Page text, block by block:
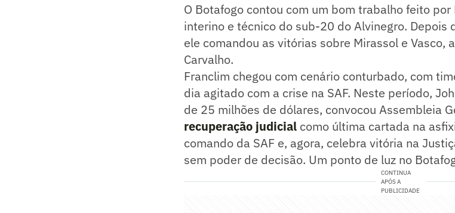
O Botafogo contou com um bom trabalho feito
interino e técnico do sub-20 do Alvinegro. Depois
ele comandou as vitórias sobre Mirassol e Vasco,
Carvalho.
Franclim chegou com cenário conturbado, com
dia agitado com a crise na SAF. Neste período,
de 25 milhões de dólares, convocou Assembleia
recuperação judicial como última cartada na
comando da SAF e, agora, celebra vitória na
sem poder de decisão. Um ponto de luz no
CONTINUA
APÓS A
PUBLICIDADE